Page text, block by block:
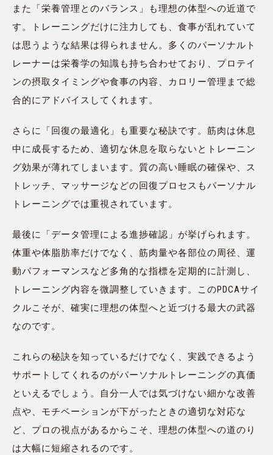
また「栄養管理とのバランス」も理想の体型への近道で
す。トレーニングだけに注力しても、食事が乱れていて
は思うような結果は得られません。多くのパーソナルト
レーナーは栄養学の知識も持ち合わせており、プロテイ
ンの摂取タイミングや食事の内容、カロリー管理まで総
合的にアドバイスしてくれます。
さらに「回復の最適化」も重要な秘訣です。筋肉は休息
中に成長するため、適切な休息を取らないとトレーニン
グ効果が薄れてしまいます。質の高い睡眠の確保や、ス
トレッチ、マッサージなどの回復プロセスもパーソナル
トレーニングでは重視されています。
最後に「データ管理による進捗確認」が挙げられます。
体重や体脂肪率だけでなく、筋肉量や各部位の周径、運
動パフォーマンスなど多角的な指標を定期的に計測し、
トレーニング内容を微調整していきます。このPDCAサイ
クルこそが、確実に理想の体型へと近づける最大の武器
なのです。
これらの秘訣を知っているだけでなく、実践できるよう
サポートしてくれるのがパーソナルトレーニングの真価
といえるでしょう。自分一人では気づけない細かな改善
点や、モチベーションが下がったときの適切な対応な
ど、プロの視点があるからこそ、理想の体型への道のり
は大幅に短縮されるのです。